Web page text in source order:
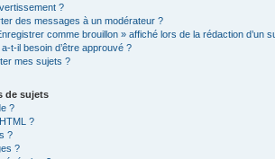
?
des messages à un modérateur ?
comme brouillon » affiché lors de la rédaction d’un
t-il besoin d’être approuvé ?
mes sujets ?
de sujets
?
?
?
?